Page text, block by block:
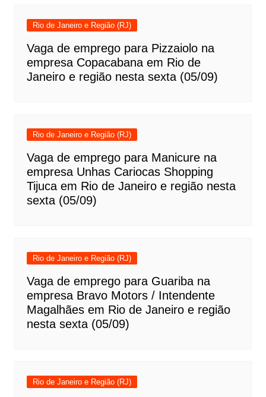
Rio de Janeiro e Região (RJ)
Vaga de emprego para Pizzaiolo na
empresa Copacabana em Rio de
Janeiro e região nesta sexta (05/09)
Rio de Janeiro e Região (RJ)
Vaga de emprego para Manicure na
empresa Unhas Cariocas Shopping
Tijuca em Rio de Janeiro e região nesta
sexta (05/09)
Rio de Janeiro e Região (RJ)
Vaga de emprego para Guariba na
empresa Bravo Motors / Intendente
Magalhães em Rio de Janeiro e região
nesta sexta (05/09)
Rio de Janeiro e Região (RJ)